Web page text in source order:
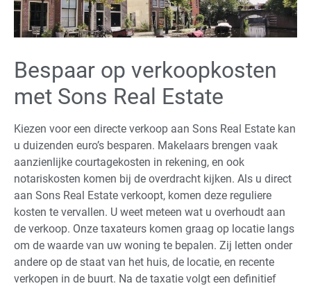
Bespaar op verkoopkosten
met Sons Real Estate
Kiezen voor een directe verkoop aan Sons Real Estate kan
u duizenden euro’s besparen. Makelaars brengen vaak
aanzienlijke courtagekosten in rekening, en ook
notariskosten komen bij de overdracht kijken. Als u direct
aan Sons Real Estate verkoopt, komen deze reguliere
kosten te vervallen. U weet meteen wat u overhoudt aan
de verkoop. Onze taxateurs komen graag op locatie langs
om de waarde van uw woning te bepalen. Zij letten onder
andere op de staat van het huis, de locatie, en recente
verkopen in de buurt. Na de taxatie volgt een definitief